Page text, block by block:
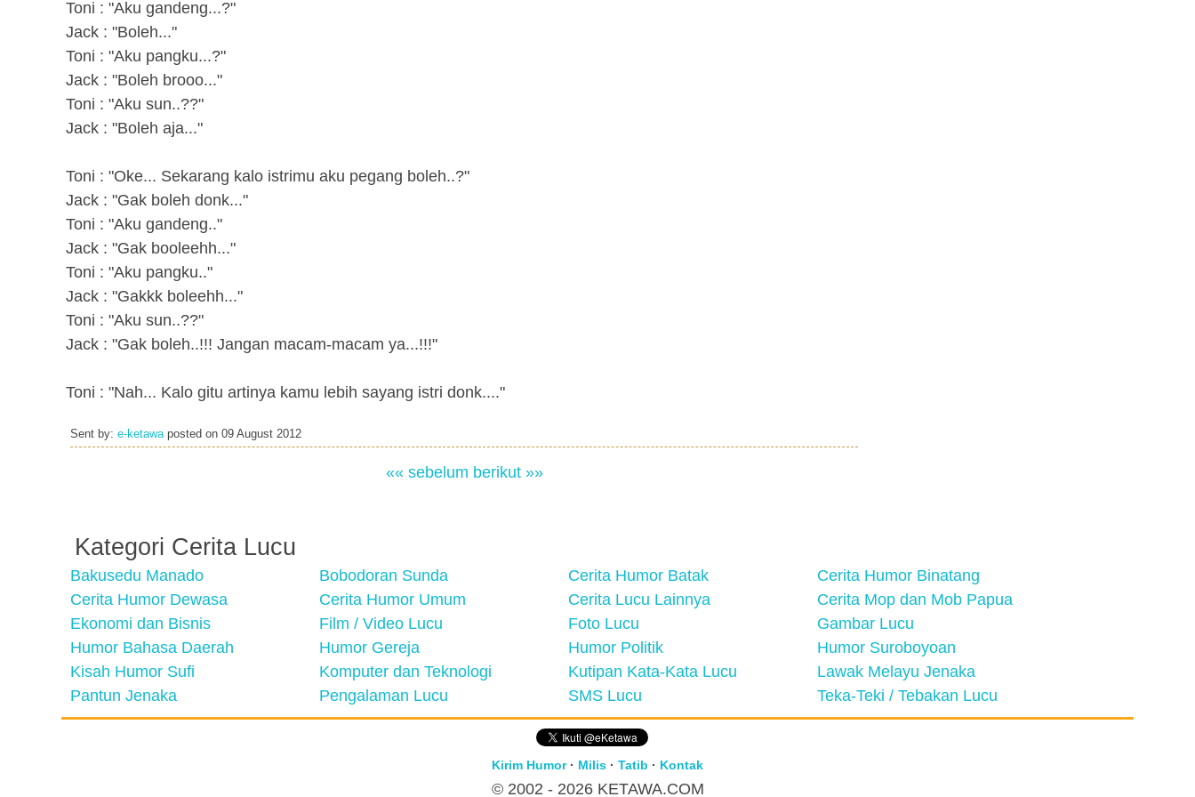
Toni : "Aku gandeng...?"
Jack : "Boleh..."
Toni : "Aku pangku...?"
Jack : "Boleh brooo..."
Toni : "Aku sun..??"
Jack : "Boleh aja..."
Toni : "Oke... Sekarang kalo istrimu aku pegang boleh..?"
Jack : "Gak boleh donk..."
Toni : "Aku gandeng.."
Jack : "Gak booleehh..."
Toni : "Aku pangku.."
Jack : "Gakkk boleehh..."
Toni : "Aku sun..??"
Jack : "Gak boleh..!!! Jangan macam-macam ya...!!!"
Toni : "Nah... Kalo gitu artinya kamu lebih sayang istri donk...."
Sent by: e-ketawaposted on 09 August 2012
«« sebelum berikut »»
Kategori Cerita Lucu
Bakusedu Manado Bobodoran Sunda Cerita Humor Batak
Cerita Humor Binatang
Cerita Humor Dewasa
Cerita Humor Umum Cerita Lucu Lainnya
Cerita Mop dan Mob Papua
Ekonomi dan Bisnis
Film / Video Lucu Foto Lucu
Gambar Lucu
Humor Bahasa Daerah
Humor Gereja Humor Politik
Humor Suroboyoan
Kisah Humor Sufi
Komputer dan Teknologi Kutipan Kata-Kata Lucu
Lawak Melayu Jenaka
Pantun Jenaka
Pengalaman Lucu SMS Lucu Teka-Teki / Tebakan Lucu
Kirim Humor· Milis · Tatib · Kontak
© 2002 - 2026 KETAWA.COM